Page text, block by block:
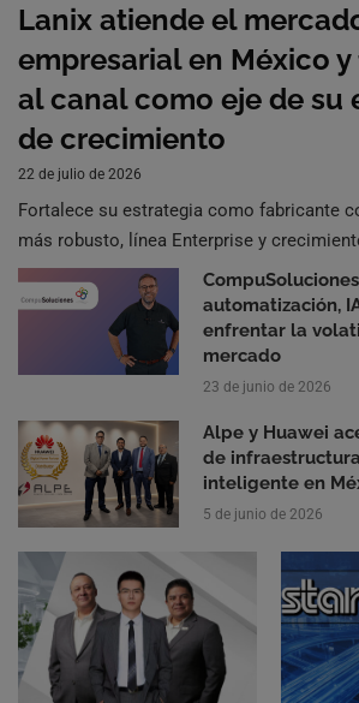
Lanix atiende el
empresarial en México
al canal como eje de su
de crecimiento
22 de julio de 2026
Fortalece su estrategia como fabricante
más robusto, línea Enterprise y
automatización,
enfrentar la
mercado
23 de junio de 2026
Alpe y Huawei
de
inteligente en
5 de junio de 2026